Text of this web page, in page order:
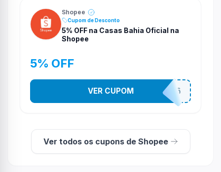
Shopee
Cupom de Desconto
5% OFF na Casas Bahia Oficial na
Shopee
5% OFF
CASA03086
VER CUPOM
Ver todos os cupons de Shopee